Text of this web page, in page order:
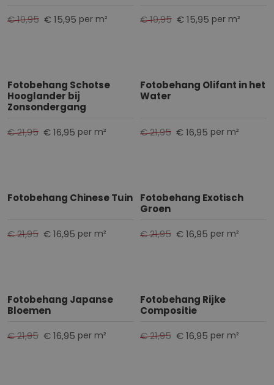
€ 15,95 per m²
€ 19,95
€ 15,95 per m²
€ 19,95
Fotobehang Schotse
Hooglander bij
Zonsondergang
€ 16,95 per m²
€ 21,95
Fotobehang Olifant in het
Water
€ 16,95 per m²
€ 21,95
Fotobehang Chinese Tuin
€ 16,95 per m²
€ 21,95
Fotobehang Exotisch
Groen
€ 16,95 per m²
€ 21,95
Fotobehang Japanse
Bloemen
€ 16,95 per m²
€ 21,95
Fotobehang Rijke
Compositie
€ 16,95 per m²
€ 21,95